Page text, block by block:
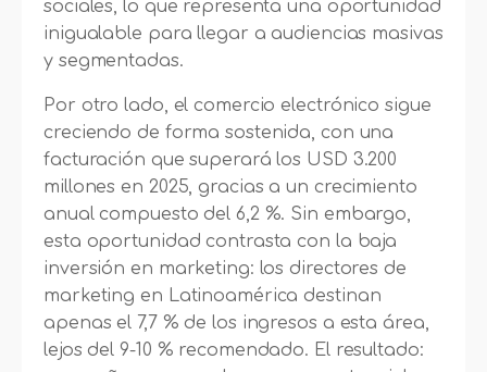
sociales, lo que representa una oportunidad
inigualable para llegar a audiencias masivas
y segmentadas.
Por otro lado, el comercio electrónico sigue
creciendo de forma sostenida, con una
facturación que superará los USD 3.200
millones en 2025, gracias a un crecimiento
anual compuesto del 6,2 %. Sin embargo,
esta oportunidad contrasta con la baja
inversión en marketing: los directores de
marketing en Latinoamérica destinan
apenas el 7,7 % de los ingresos a esta área,
lejos del 9-10 % recomendado. El resultado: